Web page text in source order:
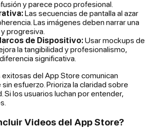
y parece poco profesional.
Las secuencias de pantalla al azar
Las imágenes deben narrar una
progresiva.
de Dispositivo:Usar mockups de
la tangibilidad y profesionalismo,
significativa.
exitosas del App Store comunican
sin esfuerzo. Prioriza la claridad sobre
Si los usuarios luchan por entender,
Videos del App Store?